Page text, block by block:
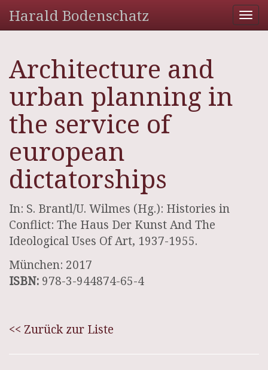
Harald Bodenschatz
Architecture and
urban planning in
the service of
european
dictatorships
In: S. Brantl/U. Wilmes (Hg.): Histories in
Conflict: The Haus Der Kunst And The
Ideological Uses Of Art, 1937-1955.
München: 2017
ISBN: 978-3-944874-65-4
<< Zurück zur Liste